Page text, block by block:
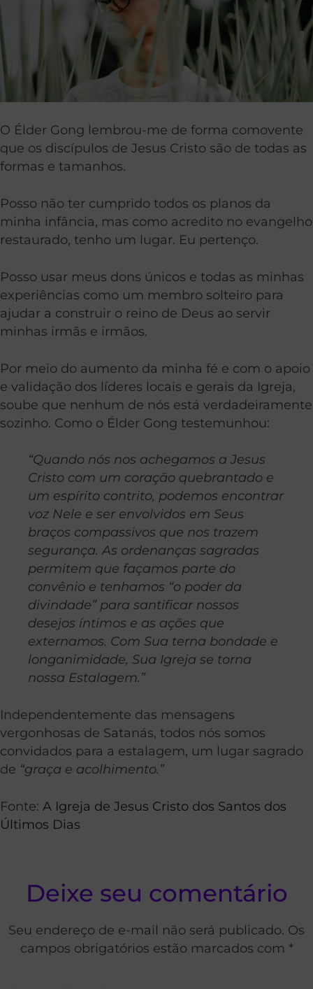
O Élder Gong lembrou-me de forma comovente
que os discípulos de Jesus Cristo são de todas as
formas e tamanhos.
Posso não ter cumprido todos os planos da
minha infância, mas como acredito no evangelho
restaurado, tenho um lugar. Eu pertenço.
Posso usar meus dons únicos e todas as minhas
experiências como um membro solteiro para
ajudar a construir o reino de Deus ao servir
minhas irmãs e irmãos.
Por meio do aumento da minha fé e com o apoio
e validação dos líderes locais e gerais da Igreja,
soube que nenhum de nós está verdadeiramente
sozinho. Como o Élder Gong testemunhou:
“Quando nós nos achegamos a Jesus
Cristo com um coração quebrantado e
um espírito contrito, podemos encontrar
voz Nele e ser envolvidos em Seus
braços compassivos que nos trazem
segurança. As ordenanças sagradas
permitem que façamos parte do
convênio e tenhamos “o poder da
divindade” para santificar nossos
desejos íntimos e as ações que
externamos. Com Sua terna bondade e
longanimidade, Sua Igreja se torna
nossa Estalagem.”
Independentemente das mensagens
vergonhosas de Satanás, todos nós somos
convidados para a estalagem, um lugar sagrado
de “graça e acolhimento.”
Fonte: A Igreja de Jesus Cristo dos Santos dos
Últimos Dias
Deixe seu comentário
Seu endereço de e-mail não será publicado. Os
campos obrigatórios estão marcados com *